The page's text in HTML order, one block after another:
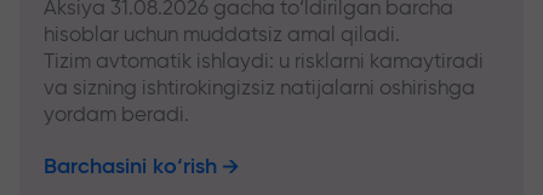
Aksiya 31.08.2026 gacha to‘ldirilgan barcha
hisoblar uchun muddatsiz amal qiladi.
Tizim avtomatik ishlaydi: u risklarni kamaytiradi
va sizning ishtirokingizsiz natijalarni oshirishga
yordam beradi.
Barchasini ko‘rish